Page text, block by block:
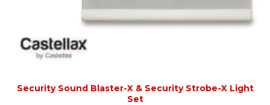
Security Sound Blaster-X & Security Strobe-X Light
Set